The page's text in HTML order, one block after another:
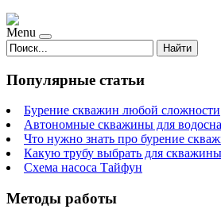
Menu
Найти
Популярные статьи
Бурение скважин любой сложности
Автономные скважины для
Что нужно знать про бурение
Какую трубу выбрать для
Схема насоса Тайфун
Методы работы